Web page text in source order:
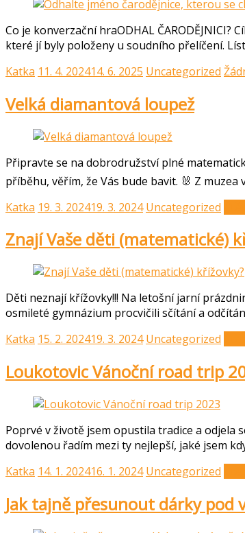
Co je konverzační hraODHAL
které jí byly položeny u soudního přelíčení.
Katka 11. 4. 202414. 6. 2025 Uncategorized
Velká diamantová loupež
Připravte se na dobrodružství plné
příběhu, věřím, že Vás bude bavit. 🐰 Z
Katka 19. 3. 202419. 3. 2024 Uncategorized
Znají Vaše děti (matematické)
Děti neznají křížovky!!! Na letošní jarní
osmileté gymnázium procvičili sčítání a
Katka 15. 2. 202419. 3. 2024 Uncategorized
Loukotovic Vánoční road trip
Poprvé v životě jsem opustila tradice a
dovolenou řadím mezi ty nejlepší, jaké jsem
Katka 14. 1. 202416. 1. 2024 Uncategorized
Jak tajně přesunout dárky pod